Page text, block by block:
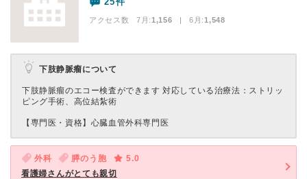
アクセス数 7月:1,156 | 6月:1,548
下肢静脈瘤について
下肢静脈瘤のエコー検査ができます 対応している治療法：ストリッ
ピング手術、高位結紮術
【専門医・資格】 心臓血管外科専門医
外科 膵のう胞
5.0
看護婦さんがとても親切